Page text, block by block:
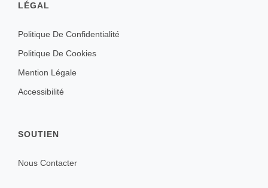
LÉGAL
Politique De Confidentialité
Politique De Cookies
Mention Légale
Accessibilité
SOUTIEN
Nous Contacter